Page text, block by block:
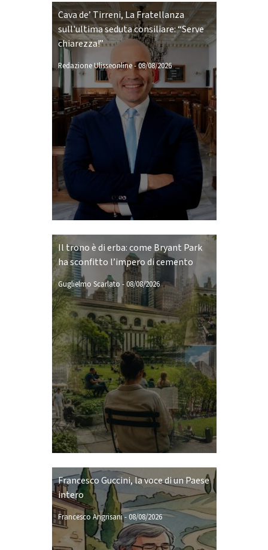
Cava de’ Tirreni, La Fratellanza
sull'ultima seduta consiliare: “Serve
chiarezza!”
Redazione Ulisseonline-08/08/2026
Il trono è di erba: come Bryant Park
ha sconfitto l’impero di cemento
Guglielmo Scarlato -08/08/2026
Francesco Guccini, la voce di un Paese
intero
Francesco Angrisani-08/08/2026